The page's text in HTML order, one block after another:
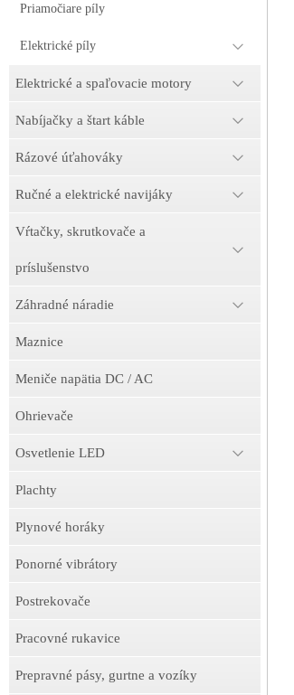
Priamočiare píly
Elektrické píly
Elektrické a spaľovacie motory
Nabíjačky a štart káble
Rázové úťahováky
Ručné a elektrické navijáky
Vŕtačky, skrutkovače a
príslušenstvo
Záhradné náradie
Maznice
Meniče napätia DC / AC
Ohrievače
Osvetlenie LED
Plachty
Plynové horáky
Ponorné vibrátory
Postrekovače
Pracovné rukavice
Prepravné pásy, gurtne a vozíky